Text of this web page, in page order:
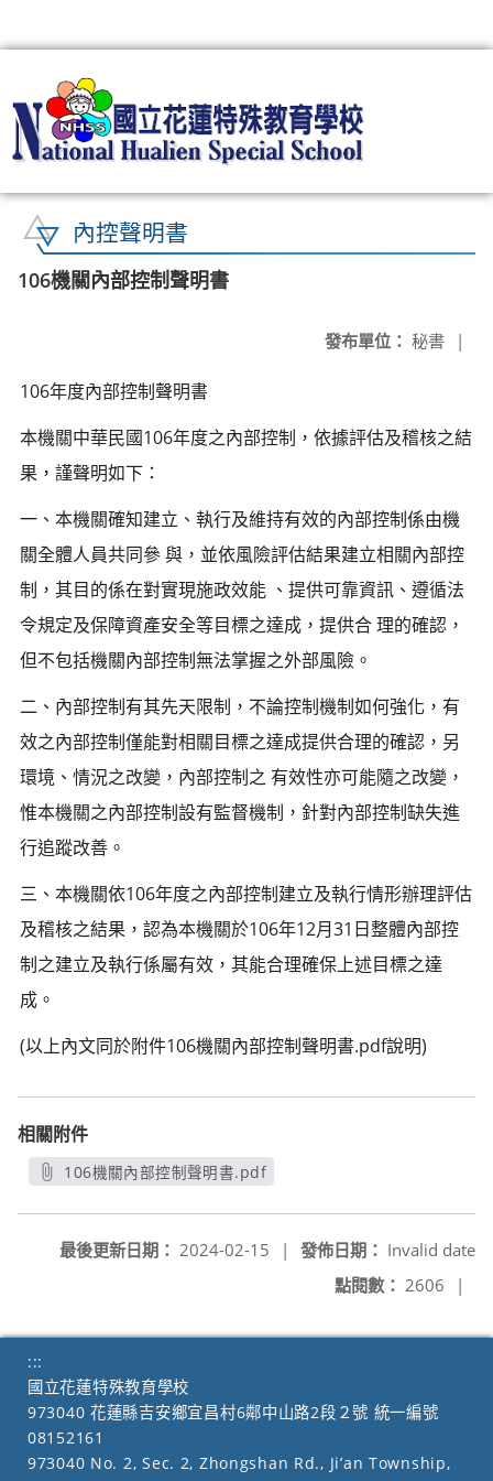
內控聲明書
106機關內部控制聲明書
發布單位： 秘書 |
106年度內部控制聲明書
本機關中華民國106年度之內部控制，依據評估及稽核之結
果，謹聲明如下：
一、本機關確知建立、執行及維持有效的內部控制係由機
關全體人員共同參 與，並依風險評估結果建立相關內部控
制，其目的係在對實現施政效能 、提供可靠資訊、遵循法
令規定及保障資產安全等目標之達成，提供合 理的確認，
但不包括機關內部控制無法掌握之外部風險。
二、內部控制有其先天限制，不論控制機制如何強化，有
效之內部控制僅能對相關目標之達成提供合理的確認，另
環境、情況之改變，內部控制之 有效性亦可能隨之改變，
惟本機關之內部控制設有監督機制，針對內部控制缺失進
行追蹤改善。
三、本機關依106年度之內部控制建立及執行情形辦理評估
及稽核之結果，認為本機關於106年12月31日整體內部控
制之建立及執行係屬有效，其能合理確保上述目標之達
成。
(以上內文同於附件106機關內部控制聲明書.pdf說明)
相關附件
106機關內部控制聲明書.pdf
發佈日期： Invalid date
最後更新日期： 2024-02-15
|
點閱數： 2606 |
:::
國立花蓮特殊教育學校
973040 花蓮縣吉安鄉宜昌村6鄰中山路2段２號 統一編號
08152161
973040 No. 2, Sec. 2, Zhongshan Rd., Ji’an Township,